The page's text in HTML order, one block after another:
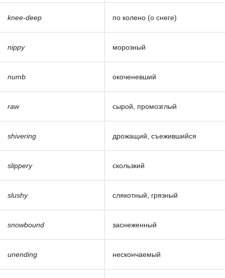
knee-deep по колено (о снеге)
nippy морозный
numb окоченевший
raw сырой, промозглый
shivering дрожащий, съежившийся
slippery скользкий
slushy слякотный, грязный
snowbound заснеженный
unending нескончаемый